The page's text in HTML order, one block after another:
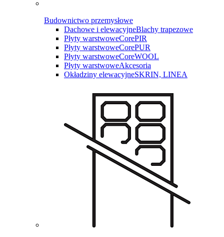
Budownictwo przemysłowe
Dachowe i elewacyjneBlachy trapezowe
Płyty warstwoweCorePIR
Płyty warstwoweCorePUR
Płyty warstwoweCoreWOOL
Płyty warstwoweAkcesoria
Okładziny elewacyjneSKRIN, LINEA